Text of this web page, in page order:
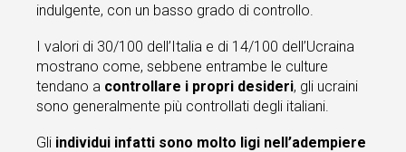
indulgente, con un basso grado di controllo.
I valori di 30/100 dell’Italia e di 14/100 dell’Ucraina
mostrano come, sebbene entrambe le culture
tendano a controllare i propri desideri, gli ucraini
sono generalmente più controllati degli italiani.
Gli individui infatti sono molto ligi nell’adempiere